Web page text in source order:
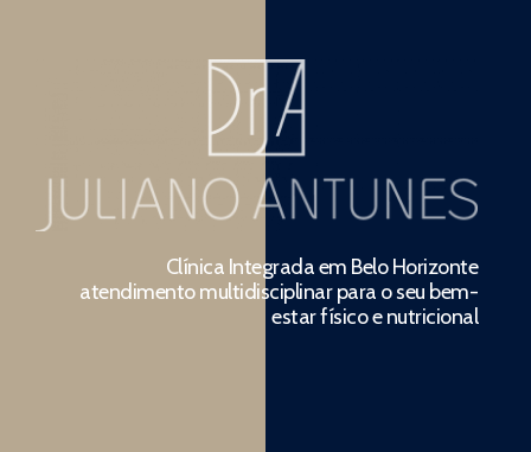
Clínica Integrada em Belo Horizonte
atendimento multidisciplinar para o seu bem-
estar físico e nutricional